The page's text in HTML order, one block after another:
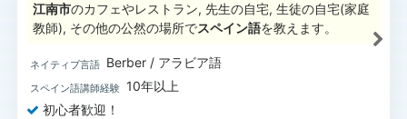
江南市のカフェやレストラン, 先生の自宅, 生徒の自宅(家庭
教師), その他の公然の場所でスペイン語を教えます。
ネイティブ言語 Berber / アラビア語
スペイン語講師経験 10年以上
初心者歓迎！